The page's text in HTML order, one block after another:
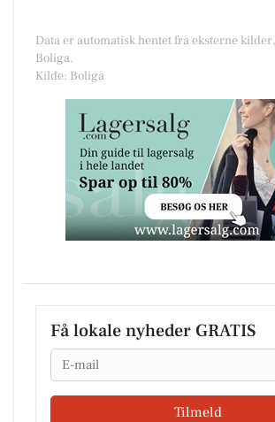
Data er automatisk hentet fra eksterne
Boliga.
Kilde: Boliga
Få lokale nyheder GRATIS
Email
Tilmeld